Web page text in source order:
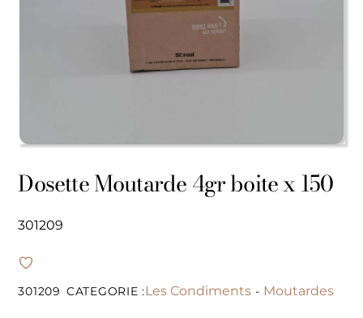
Dosette Moutarde 4gr boite x 150
301209
301209 CATEGORIE :Les Condiments- Moutardes